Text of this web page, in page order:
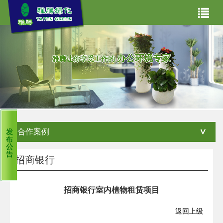
关于我们
主营业务
雅腾资讯
雅腾让你享受工作的办公环境专家
合作案例
招商银行
招商银行室内植物租赁项目
返回上级
租赁常见问题